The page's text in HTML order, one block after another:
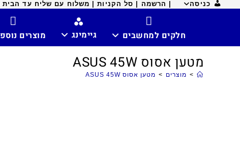
כניסה | הרשמה | סל הקניות | משלוח עם שליח עד הבית
חלקים למחשבים גיימינג מוצרים
מטען אסוס ASUS 45W
> מוצרים > מטען אסוס ASUS 45W